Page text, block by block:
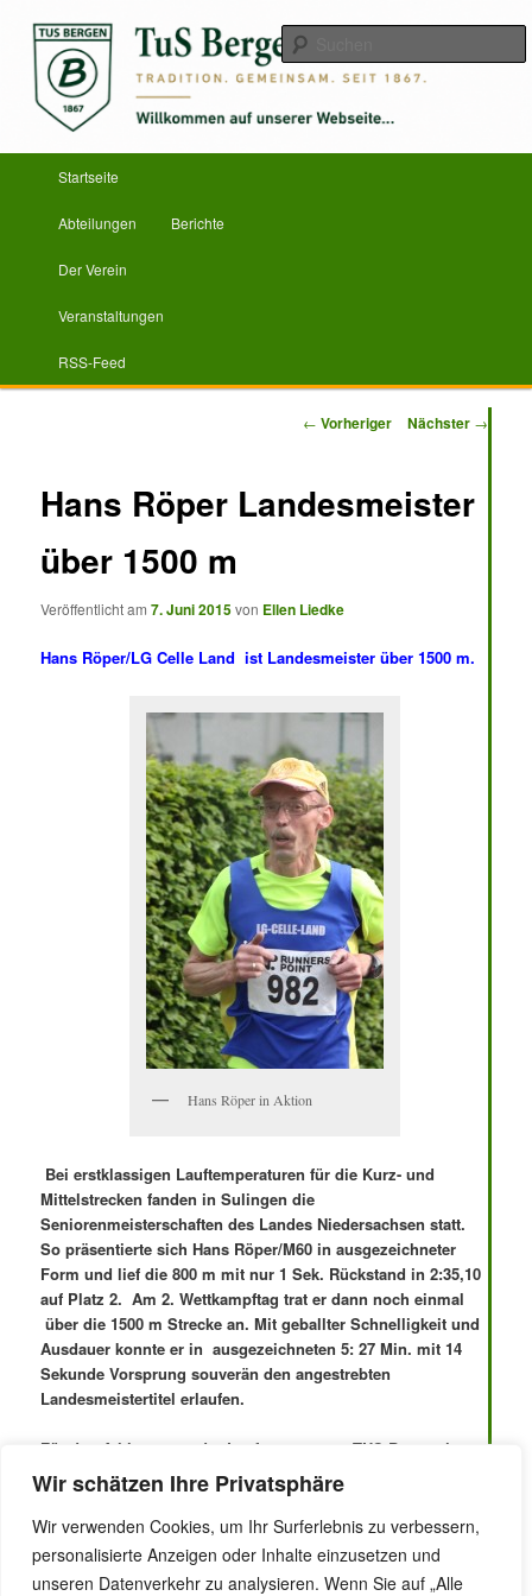
Wir schätzen Ihre Privatsphäre
Wir verwenden Cookies, um Ihr Surferlebnis zu verbessern,
personalisierte Anzeigen oder Inhalte einzusetzen und
unseren Datenverkehr zu analysieren. Wenn Sie auf „Alle
primären
Inhalt
springenTuS Bergen von 1867 e.V.
Startseite
Abteilungen Berichte
Der Verein
Veranstaltungen
RSS-Feed
Beitragsnavigation
← Vorheriger Nächster →
Hans Röper Landesmeister
über 1500 m
Veröffentlicht am7. Juni 2015von Ellen Liedke
Hans Röper/LG Celle Land ist Landesmeister über 1500 m.
Hans Röper in Aktion
Beierstklassigen Lauftemperaturen für die Kurz- und
Mittelstrecken fanden in Sulingen die
Seniorenmeisterschaftendes Landes Niedersachsen statt.
So präsentierte sich Hans Röper/M60 in ausgezeichneter
Form und lief die 800 mmit nur 1 Sek. Rückstand in 2:35,10
auf Platz 2. Am 2. Wettkampftag trat er dann noch einmal
über die 1500 mStrecke an. Mit geballter Schnelligkeit und
Ausdauer konnte er in ausgezeichneten 5: 27 Min. mit 14
Sekunde Vorsprungsouverän den angestrebten
Landesmeistertitel erlaufen.
Für den Athleten aus der Laufgruppe vom TUS Bergen ist
das nach dem Landescross bereits der zweite
Landesmeistertitelin diesem Jahr.
Dieser Eintrag wurde von Ellen Liedke unter Allgemein Lauftreff
Leichtathletikveröffentlicht. Setze ein Lesezeichen für den
Permalink.